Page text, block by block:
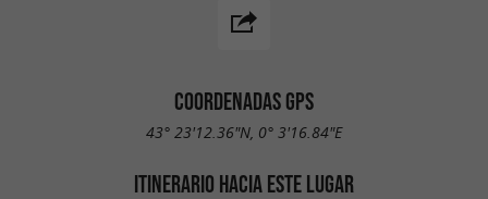
COORDENADAS GPS
43° 23'12.36"N, 0° 3'16.84"E
ITINERARIO HACIA ESTE LUGAR